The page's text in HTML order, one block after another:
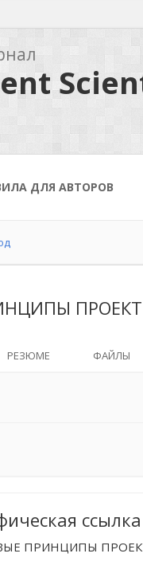
ДЛЯ АВТОРОВ
РЕЗЮМЕ ФАЙЛЫ
ссылка
ПРИНЦИПЫ